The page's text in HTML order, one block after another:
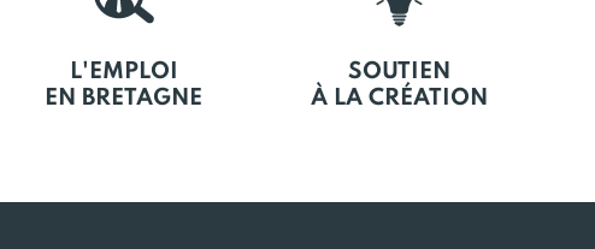
L'EMPLOI
EN BRETAGNE
SOUTIEN
À LA CRÉATION